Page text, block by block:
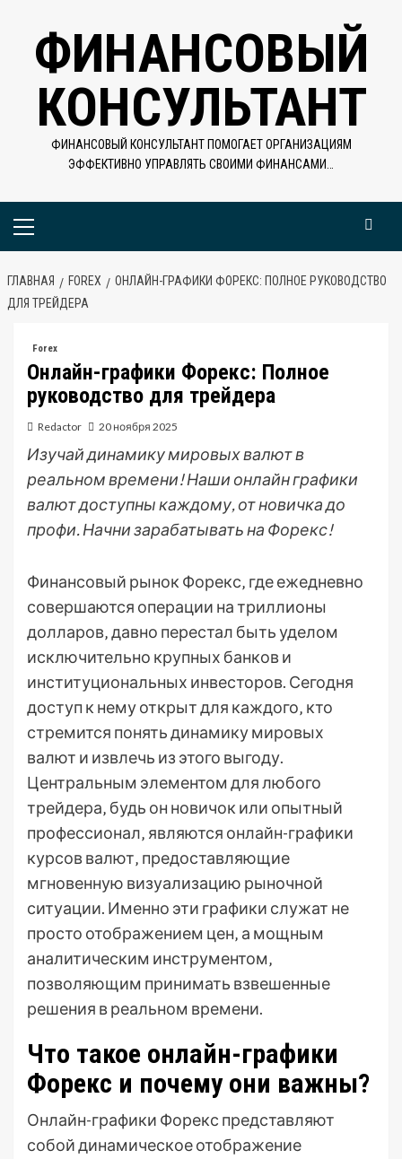
содержимому
ФИНАНСОВЫЙ
КОНСУЛЬТАНТ
ФИНАНСОВЫЙ КОНСУЛЬТАНТ ПОМОГАЕТ ОРГАНИЗАЦИЯМ
ЭФФЕКТИВНО УПРАВЛЯТЬ СВОИМИ ФИНАНСАМИ…
Основное
ГЛАВНАЯ FOREX
ОНЛАЙН-ГРАФИКИ ФОРЕКС: ПОЛНОЕ РУКОВОДСТВО
ДЛЯ ТРЕЙДЕРА
Forex
Онлайн-графики Форекс: Полное
руководство для трейдера
Redactor 20 ноября 2025
Изучай динамику мировых валют в
реальном времени! Наши онлайн графики
валют доступны каждому, от новичка до
профи. Начни зарабатывать на Форекс!
Финансовый рынок Форекс‚ где ежедневно
совершаются операции на триллионы
долларов‚ давно перестал быть уделом
исключительно крупных банков и
институциональных инвесторов. Сегодня
доступ к нему открыт для каждого‚ кто
стремится понять динамику мировых
валют и извлечь из этого выгоду.
Центральным элементом для любого
трейдера‚ будь он новичок или опытный
профессионал‚ являются онлайн-графики
курсов валют‚ предоставляющие
мгновенную визуализацию рыночной
ситуации. Именно эти графики служат не
просто отображением цен‚ а мощным
аналитическим инструментом‚
позволяющим принимать взвешенные
решения в реальном времени.
Что такое онлайн-графики
Форекс и почему они важны?
Онлайн-графики Форекс представляют
собой динамическое отображение